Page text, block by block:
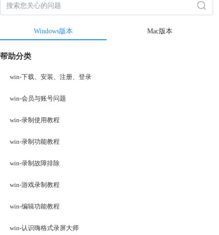
Windows版本 Mac版本
帮助分类
win-下载、安装、注册、登录
win-会员与账号问题
win-录制使用教程
win-录制功能教程
win-录制故障排除
win-游戏录制教程
win-编辑功能教程
win-认识嗨格式录屏大师